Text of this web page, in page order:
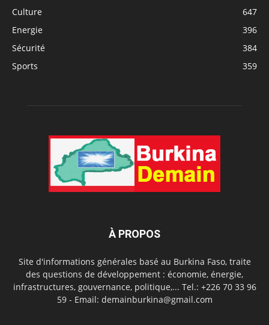
Culture
647
Energie
396
Sécurité
384
Sports
359
À PROPOS
Site d'informations générales basé au Burkina Faso, traite
des questions de développement : économie, énergie,
infrastructures, gouvernance, politique,... Tel.: +226 70 33 96
59 - Email: demainburkina@gmail.com